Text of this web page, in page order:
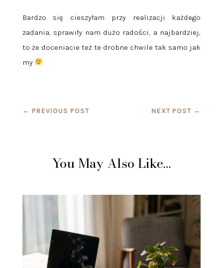
Bardzo się cieszyłam przy realizacji każdego
zadania, sprawiły nam dużo radości, a najbardziej,
to że doceniacie też te drobne chwile tak samo jak
my
← PREVIOUS POST NEXT POST →
You May Also Like…